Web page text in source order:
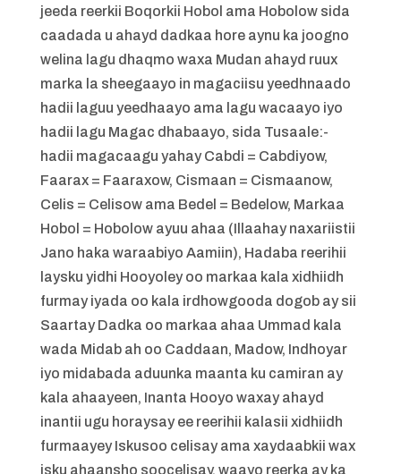
jeeda reerkii Boqorkii Hobol ama Hobolow sida
caadada u ahayd dadkaa hore aynu ka joogno
welina lagu dhaqmo waxa Mudan ahayd ruux
marka la sheegaayo in magaciisu yeedhnaado
hadii laguu yeedhaayo ama lagu wacaayo iyo
hadii lagu Magac dhabaayo, sida Tusaale:-
hadii magacaagu yahay Cabdi = Cabdiyow,
Faarax = Faaraxow, Cismaan = Cismaanow,
Celis = Celisow ama Bedel = Bedelow, Markaa
Hobol = Hobolow ayuu ahaa (Illaahay naxariistii
Jano haka waraabiyo Aamiin), Hadaba reerihii
laysku yidhi Hooyoley oo markaa kala xidhiidh
furmay iyada oo kala irdhowgooda dogob ay sii
Saartay Dadka oo markaa ahaa Ummad kala
wada Midab ah oo Caddaan, Madow, Indhoyar
iyo midabada aduunka maanta ku camiran ay
kala ahaayeen, Inanta Hooyo waxay ahayd
inantii ugu horaysay ee reerihii kalasii xidhiidh
furmaayey Iskusoo celisay ama xaydaabkii wax
isku ahaansho soocelisay, waayo reerka ay ka